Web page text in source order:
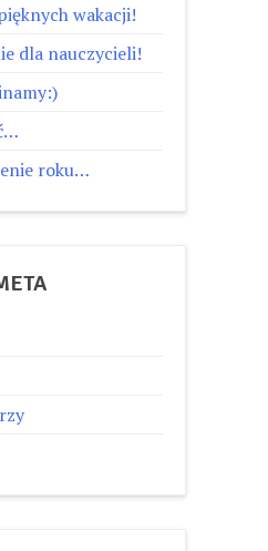
wakacji!
dla nauczycieli!
roku…